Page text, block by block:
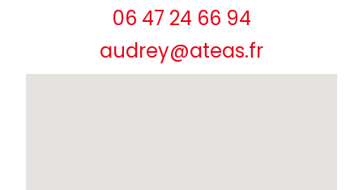
06 47 24 66 94
audrey@ateas.fr